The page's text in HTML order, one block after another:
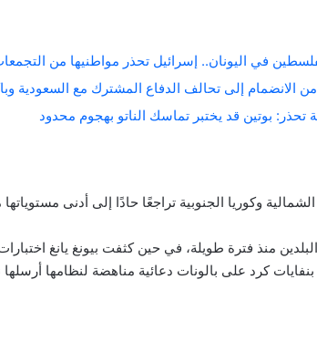
في اليونان.. إسرائيل تحذر مواطنيها من
الانضمام إلى تحالف الدفاع المشترك مع السعودية
تحذر: بوتين قد يختبر تماسك الناتو بهجوم محدود
وكوريا الجنوبية تراجعًا حادًا إلى أدنى
منذ فترة طويلة، في حين كثفت بيونغ يانغ
بنفايات كرد على بالونات دعائية مناهضة لنظامها